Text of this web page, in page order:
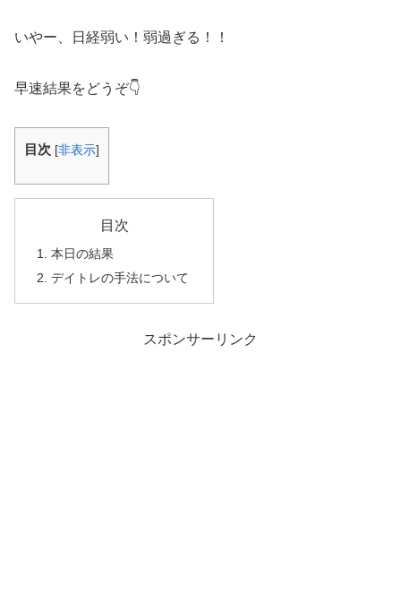
いやー、日経弱い！弱過ぎる！！
早速結果をどうぞ👇
目次 [非表示]
目次
本日の結果
デイトレの手法について
スポンサーリンク